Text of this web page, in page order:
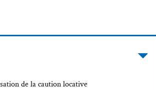
de la caution locative